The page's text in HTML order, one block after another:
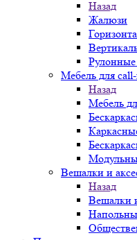
Назад
Жалюзи
Мебель для
Назад
Мебель
Вешалки и
Назад
Вешалки